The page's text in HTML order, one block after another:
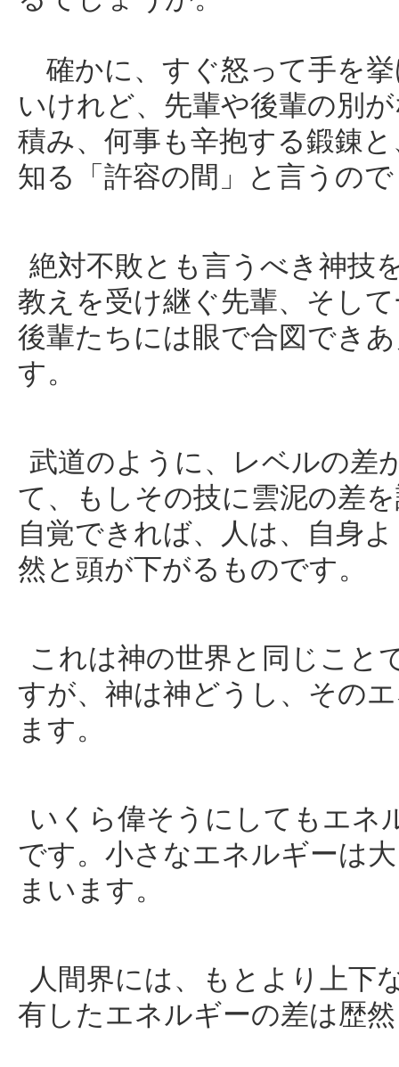
確かに、すぐ怒って手を
いけれど、先輩や後輩の別
積み、何事も辛抱する鍛錬
知る「許容の間」と言うの
絶対不敗とも言うべき神技
教えを受け継ぐ先輩、そし
後輩たちには眼で合図でき
す。
武道のように、レベルの差
て、もしその技に雲泥の差
自覚できれば、人は、自身
然と頭が下がるものです。
これは神の世界と同じこと
すが、神は神どうし、その
ます。
いくら偉そうにしてもエネ
です。小さなエネルギーは
まいます。
人間界には、もとより上下
有したエネルギーの差は歴